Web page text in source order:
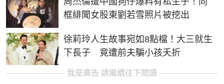
框緋聞女股東劉若雪照片被挖出
徐莉玲人生故事宛如8點檔！大三就生
下長子 竟遭前夫騙小孩夭折
我是廣告 請繼續往下閱讀